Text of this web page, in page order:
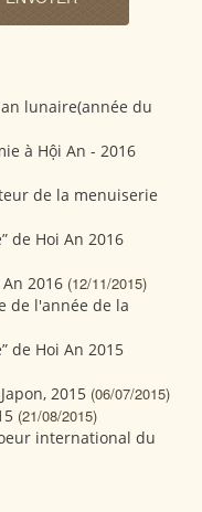
lunaire(année du
à Hội An - 2016
de la menuiserie
de Hoi An 2016
2016 (12/11/2015)
de l'année de la
de Hoi An 2015
2015 (06/07/2015)
(21/08/2015)
international du